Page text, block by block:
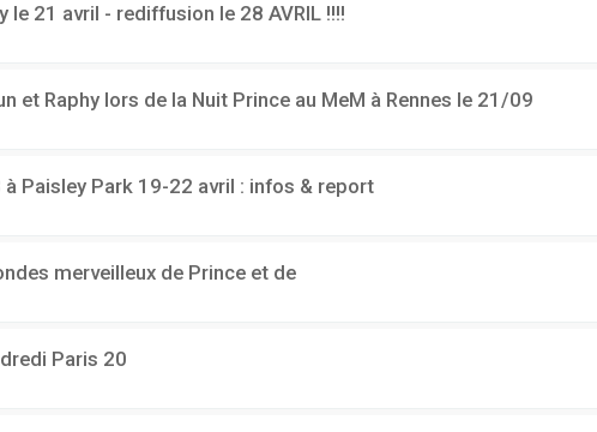
le 21 avril - rediffusion le 28 AVRIL !!!!
et Raphy lors de la Nuit Prince au MeM à Rennes le 21/09
à Paisley Park 19-22 avril : infos & report
merveilleux de Prince et de
Paris 20